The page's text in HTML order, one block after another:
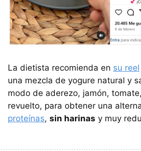
La dietista recomienda en su reel
una mezcla de yogure natural y
modo de aderezo, jamón,
revuelto, para obtener una
proteínas, sin harinas y muy